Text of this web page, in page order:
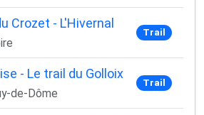
Crozet - L'Hivernal
Trail
- Le trail du Golloix
de-Dôme
Trail